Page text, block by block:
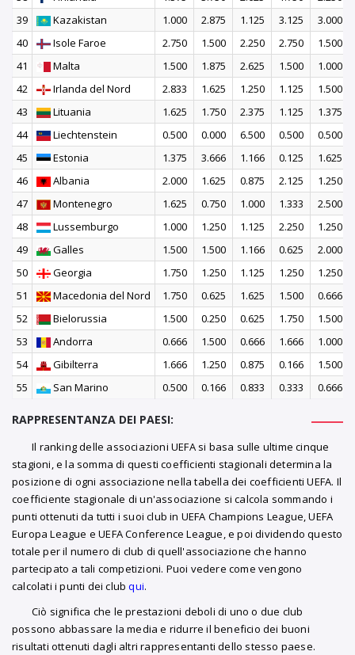
39
Kazakistan 1.000 2.875 1.125 3.125
3.000
40
Isole Faroe 2.750 1.500 2.250 2.750
1.500
41
Malta 1.500 1.875 2.625 1.500
1.000
42
Irlanda del Nord 2.833 1.625 1.250 1.125
1.500
43
Lituania 1.625 1.750 2.375 1.125
1.375
44
Liechtenstein 0.500 0.000 6.500 0.500
0.500
45
Estonia 1.375 3.666 1.166 0.125
1.625
46
Albania 2.000 1.625 0.875 2.125
1.250
47
Montenegro 1.625 0.750 1.000 1.333
2.500
48
Lussemburgo 1.000 1.250 1.125 2.250
1.250
49
Galles 1.500 1.500 1.166 0.625
2.000
50
Georgia 1.750 1.250 1.125 1.250
1.250
51
Macedonia del Nord 1.750 0.625 1.625 1.500
0.666
52
Bielorussia 1.500 0.250 0.625 1.750 1.500
53
Andorra 0.666 1.500 0.666 1.666
1.000
54
Gibilterra 1.666 1.250 0.875 0.166
1.500
55
San Marino 0.500 0.166 0.833 0.333 0.666
RAPPRESENTANZA DEI PAESI:
Il ranking delle associazioni UEFA si basa sulle ultime cinque
stagioni, e la somma di questi coefficienti stagionali determina la
posizione di ogni associazione nella tabella dei coefficienti UEFA. Il
coefficiente stagionale di un'associazione si calcola sommando i
punti ottenuti da tutti i suoi club in UEFA Champions League, UEFA
Europa League e UEFA Conference League, e poi dividendo questo
totale per il numero di club di quell'associazione che hanno
partecipato a tali competizioni. Puoi vedere come vengono
calcolati i punti dei clubqui.
Ciò significa che le prestazioni deboli di uno o due club
possono abbassare la media e ridurre il beneficio dei buoni
risultati ottenuti dagli altri rappresentanti dello stesso paese.